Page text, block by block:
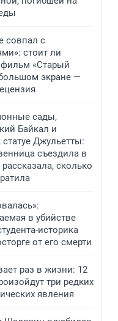
совпал с
стоит ли
фильм «Старый
экране —
сады,
Байкал и
статуе Джульетты:
съездила в
сколько
в убийстве
историка
от его смерти
раз в жизни: 12
три редких
явления